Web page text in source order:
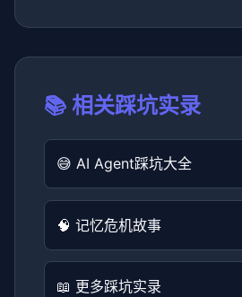
📚 相关踩坑实录
😅 AI Agent踩坑大全
🧠 记忆危机故事
📖 更多踩坑实录